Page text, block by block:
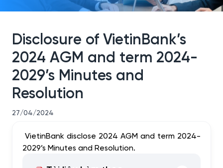
Disclosure of VietinBank’s
2024 AGM and term 2024-
2029’s Minutes and
Resolution
27/04/2024
VietinBank disclose 2024 AGM and term 2024-
2029’s Minutes and Resolution.